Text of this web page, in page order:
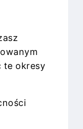
te okresy